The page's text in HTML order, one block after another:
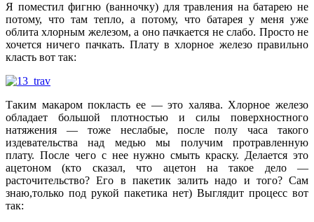
Я поместил фигню (ванночку) для травления на батарею не
потому, что там тепло, а потому, что батарея у меня уже
облита хлорным железом, а оно пачкается не слабо. Просто не
хочется ничего пачкать. Плату в хлорное железо правильно
класть вот так:
Таким макаром покласть ее — это халява. Хлорное железо
обладает большой плотностью и силы поверхностного
натяжения — тоже неслабые, после полу часа такого
издевательства над медью мы получим протравленную
плату. После чего с нее нужно смыть краску. Делается это
ацетоном (кто сказал, что ацетон на такое дело —
расточительство? Его в пакетик залить надо и того? Сам
знаю,только под рукой пакетика нет) Выглядит процесс вот
так: